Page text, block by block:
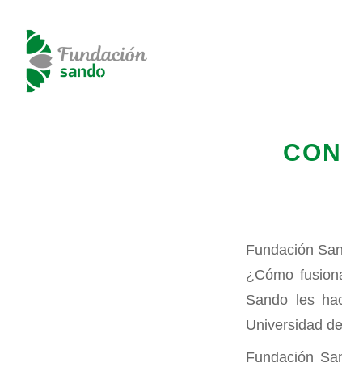
Fundación
¿Cómo
Sando les
Universidad
Fundación